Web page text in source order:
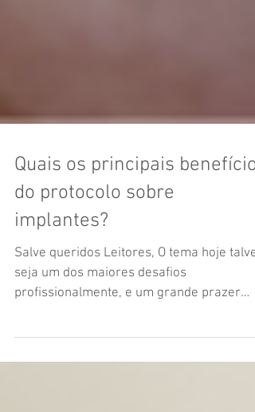
Quais os principais benefícios
do protocolo sobre
implantes?
Salve queridos Leitores, O tema hoje talvez
profissionalmente, e um grande prazer